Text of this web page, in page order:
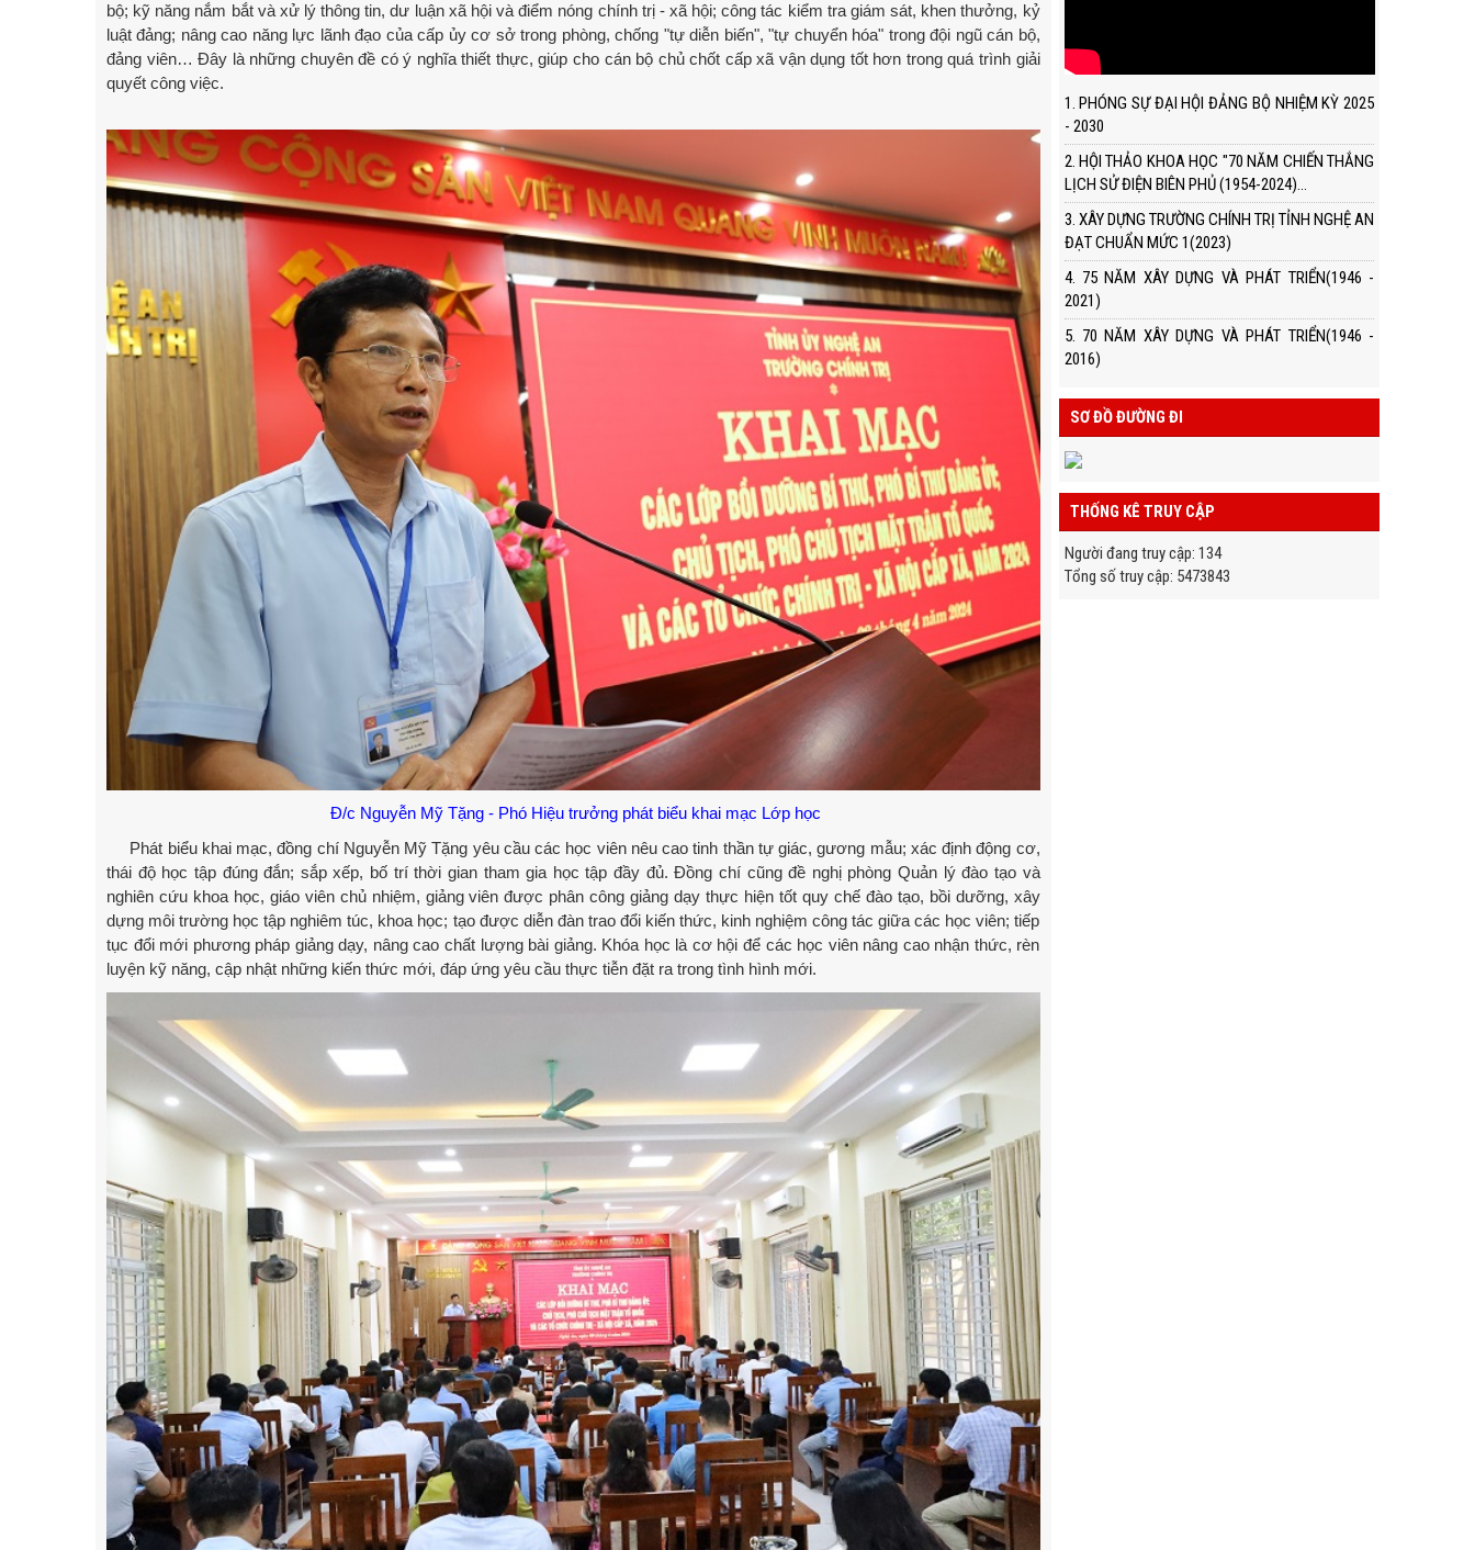
bộ; kỹ năng nắm bắt và xử lý thông tin, dư luận xã hội và điểm nóng chính trị - xã hội; công tác kiểm tra giám sát, khen thưởng, kỷ
luật đảng; nâng cao năng lực lãnh đạo của cấp ủy cơ sở trong phòng, chống "tự diễn biến", "tự chuyển hóa" trong đội ngũ cán bộ,
đảng viên… Đây là những chuyên đề có ý nghĩa thiết thực, giúp cho cán bộ chủ chốt cấp xã vận dụng tốt hơn trong quá trình giải
quyết công việc.
Đ/c Nguyễn Mỹ Tặng - Phó Hiệu trưởng phát biểu khai mạc Lớp học
Phát biểu khai mạc, đồng chí Nguyễn Mỹ Tặng yêu cầu các học viên nêu cao tinh thần tự giác, gương mẫu; xác định động cơ,
thái độ học tập đúng đắn; sắp xếp, bố trí thời gian tham gia học tập đầy đủ. Đồng chí cũng đề nghị phòng Quản lý đào tạo và
nghiên cứu khoa học, giáo viên chủ nhiệm, giảng viên được phân công giảng dạy thực hiện tốt quy chế đào tạo, bồi dưỡng, xây
dựng môi trường học tập nghiêm túc, khoa học; tạo được diễn đàn trao đổi kiến thức, kinh nghiệm công tác giữa các học viên; tiếp
tục đổi mới phương pháp giảng dạy, nâng cao chất lượng bài giảng. Khóa học là cơ hội để các học viên nâng cao nhận thức, rèn
luyện kỹ năng, cập nhật những kiến thức mới, đáp ứng yêu cầu thực tiễn đặt ra trong tình hình mới.
1. PHÓNG SỰ ĐẠI HỘI ĐẢNG BỘ NHIỆM KỲ 2025
- 2030
2. HỘI THẢO KHOA HỌC "70 NĂM CHIẾN THẮNG
LỊCH SỬ ĐIỆN BIÊN PHỦ (1954-2024)...
3. XÂY DỰNG TRƯỜNG CHÍNH TRỊ TỈNH NGHỆ AN
ĐẠT CHUẨN MỨC 1(2023)
4. 75 NĂM XÂY DỰNG VÀ PHÁT TRIỂN(1946 -
2021)
5. 70 NĂM XÂY DỰNG VÀ PHÁT TRIỂN(1946 -
2016)
SƠ ĐỒ ĐƯỜNG ĐI
THỐNG KÊ TRUY CẬP
Người đang truy cập: 134
Tổng số truy cập: 5473843